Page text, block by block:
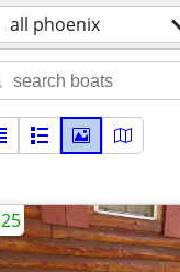
all phoenix